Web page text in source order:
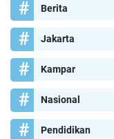
Berita
Jakarta
Kampar
Nasional
Pendidikan